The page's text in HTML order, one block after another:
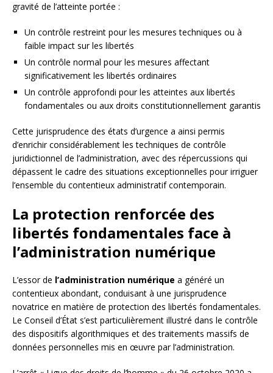
gravité de l’atteinte portée :
Un contrôle restreint pour les mesures techniques ou à
faible impact sur les libertés
Un contrôle normal pour les mesures affectant
significativement les libertés ordinaires
Un contrôle approfondi pour les atteintes aux libertés
fondamentales ou aux droits constitutionnellement garantis
Cette jurisprudence des états d’urgence a ainsi permis
d’enrichir considérablement les techniques de contrôle
juridictionnel de l’administration, avec des répercussions qui
dépassent le cadre des situations exceptionnelles pour irriguer
l’ensemble du contentieux administratif contemporain.
La protection renforcée des
libertés fondamentales face à
l’administration numérique
L’essor de l’administration numérique a généré un
contentieux abondant, conduisant à une jurisprudence
novatrice en matière de protection des libertés fondamentales.
Le Conseil d’État s’est particulièrement illustré dans le contrôle
des dispositifs algorithmiques et des traitements massifs de
données personnelles mis en œuvre par l’administration.